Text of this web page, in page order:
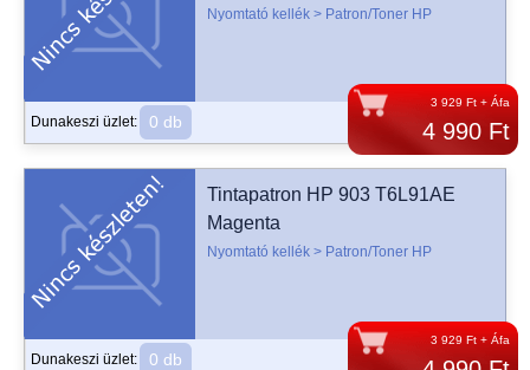
3 929 Ft + Áfa
4 990 Ft
Nyomtató kellék > Patron/Toner HP
Dunakeszi üzlet: 0 db
3 929 Ft + Áfa
Tintapatron HP 903 T6L91AE
Magenta
Nyomtató kellék > Patron/Toner HP
Dunakeszi üzlet: 0 db